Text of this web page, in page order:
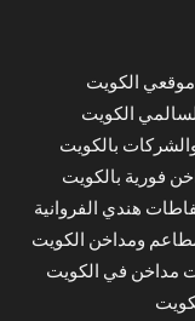
الكويت
الكويت
بالكويت
فورية بالكويت
هندي الفروانية
ومداخن الكويت
مداخن في الكويت